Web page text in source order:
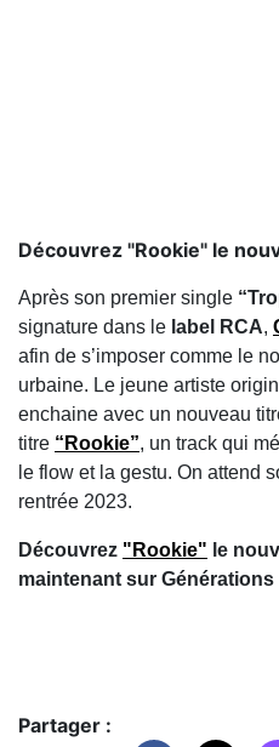
Découvrez "Rookie" le
Après son premier single
signature dans le label RCA,
afin de s’imposer comme le
urbaine. Le jeune artiste
enchaine avec un nouveau
titre “Rookie”, un track qui
le flow et la gestu. On attend
rentrée 2023.
Découvrez "Rookie" le
maintenant sur Générations
Partager :